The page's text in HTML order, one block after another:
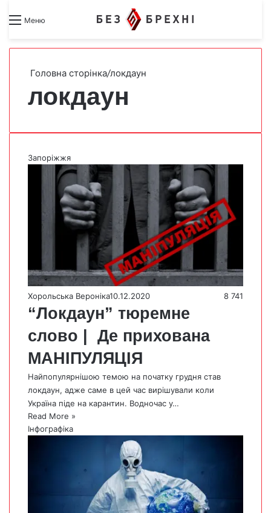
Меню Search forSwitch skin
Головна сторінка/локдаун
локдаун
Запоріжжя
Хорольська Вероніка10.12.2020 8 741
“Локдаун” тюремне
слово | Де прихована
МАНІПУЛЯЦІЯ
Найпопулярнішою темою на початку грудня став
локдаун, адже саме в цей час вирішували коли
Україна піде на карантин. Водночас у…
Read More »
Інфографіка